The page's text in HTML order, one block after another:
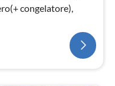
congelatore),